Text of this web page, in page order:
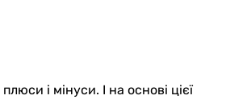
і мінуси. І на основі цієї